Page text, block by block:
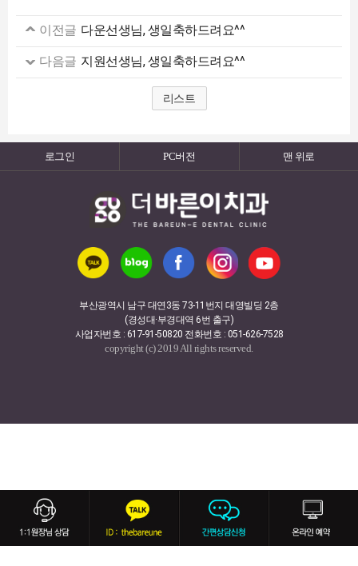
이전글 다운선생님, 생일축하드려요^^
다음글 지원선생님, 생일축하드려요^^
리스트
로그인 PC버전 맨 위로
부산광역시 남구 대연3동 73-11번지 대영빌딩 2층
(경성대·부경대역 6번 출구)
사업자번호 : 617-91-50820 전화번호 : 051-626-7528
copyright (c) 2019 All rights reserved.